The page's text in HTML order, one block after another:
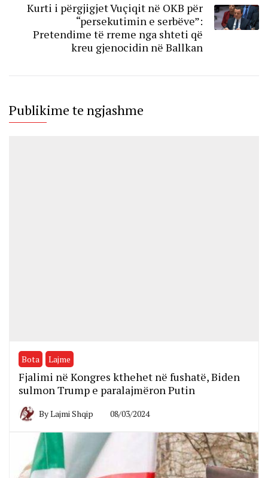
Kurti i përgjigjet Vuçiqit në OKB për
“persekutimin e serbëve”:
Pretendime të rreme nga shteti që
kreu gjenocidin në Ballkan
Publikime te ngjashme
Bota Lajme
Fjalimi në Kongres kthehet në fushatë, Biden
sulmon Trump e paralajmëron Putin
ByLajmi Shqip 08/03/2024